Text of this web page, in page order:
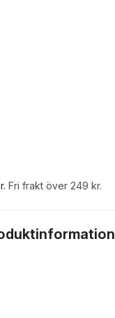
. Fri frakt över 249 kr.